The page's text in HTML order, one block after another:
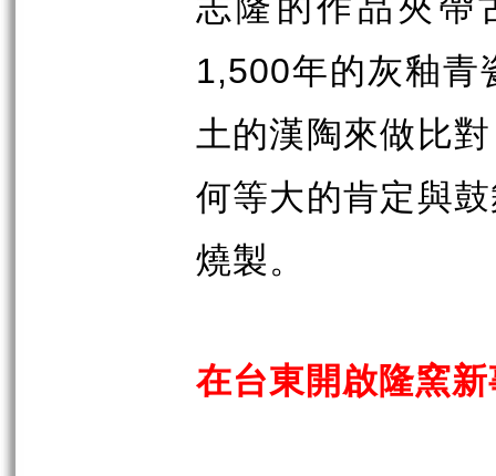
1,500年的灰釉青
土的漢陶來做比
何等大的肯定與
燒製。
在台東開啟隆窯